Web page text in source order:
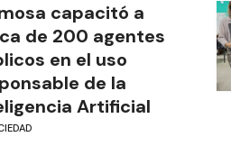
capacitó a
de 200 agentes
en el uso
de la
Artificial